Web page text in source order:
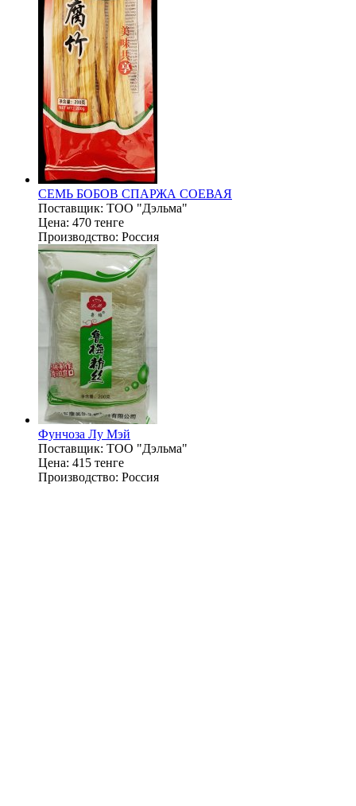
СЕМЬ БОБОВ СПАРЖА СОЕВАЯ
Поставщик: ТОО "Дэльма"
Цена: 470 тенге
Производство: Россия
Фунчоза Лу Мэй
Поставщик: ТОО "Дэльма"
Цена: 415 тенге
Производство: Россия